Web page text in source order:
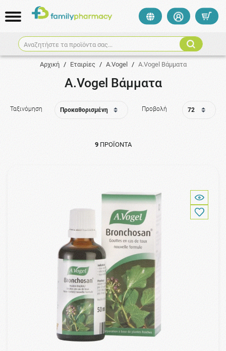
Αναζητήστε τα προϊόντα σας...
Αρχική / Εταιρίες / A.Vogel / A.Vogel Βάμματα
A.Vogel Βάμματα
Ταξινόμηση Προβολή
9ΠΡΟΪΌΝΤΑ